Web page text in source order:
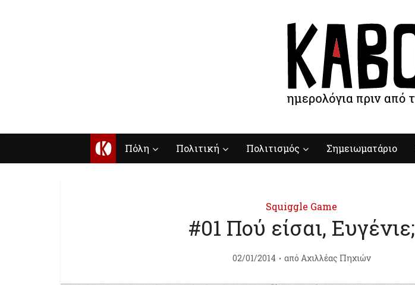
Κ Πόλη Πολιτική Πολιτισμός Σημειωματάριο
Squiggle Game
#01 Πού είσαι, Ευγένιε;
02/01/2014 από Αχιλλέας Πηχιών